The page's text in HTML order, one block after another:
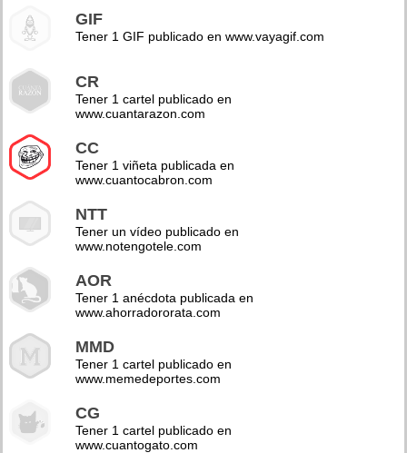
GIF
Tener 1 GIF publicado en www.vayagif.com
CR
Tener 1 cartel publicado en
www.cuantarazon.com
CC
Tener 1 viñeta publicada en
www.cuantocabron.com
NTT
Tener un vídeo publicado en
www.notengotele.com
AOR
Tener 1 anécdota publicada en
www.ahorradororata.com
MMD
Tener 1 cartel publicado en
www.memedeportes.com
CG
Tener 1 cartel publicado en
www.cuantogato.com